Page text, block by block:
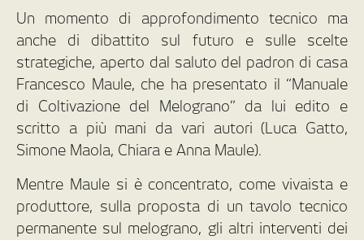
Un momento di approfondimento tecnico ma
anche di dibattito sul futuro e sulle scelte
strategiche, aperto dal saluto del padron di casa
Francesco Maule, che ha presentato il “Manuale
di Coltivazione del Melograno” da lui edito e
scritto a più mani da vari autori (Luca Gatto,
Simone Maola, Chiara e Anna Maule).
Mentre Maule si è concentrato, come vivaista e
produttore, sulla proposta di un tavolo tecnico
permanente sul melograno, gli altri interventi dei